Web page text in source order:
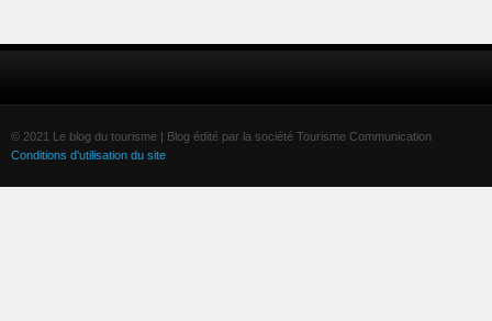
© 2021 Le blog du tourisme | Blog édité par la société Tourisme Communication
Conditions d'utilisation du site